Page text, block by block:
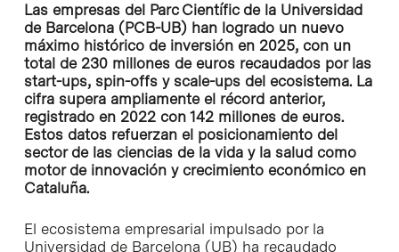
Las empresas del Parc Científic de la Universidad
de Barcelona (PCB-UB) han logrado un nuevo
máximo histórico de inversión en 2025, con un
total de 230 millones de euros recaudados por las
start-ups, spin-offs y scale-ups del ecosistema. La
cifra supera ampliamente el récord anterior,
registrado en 2022 con 142 millones de euros.
Estos datos refuerzan el posicionamiento del
sector de las ciencias de la vida y la salud como
motor de innovación y crecimiento económico en
Cataluña.
El ecosistema empresarial impulsado por la
Universidad de Barcelona (UB) ha recaudado